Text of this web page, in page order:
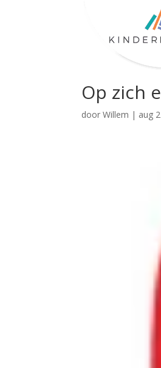
Op zich
doorWillem | aug